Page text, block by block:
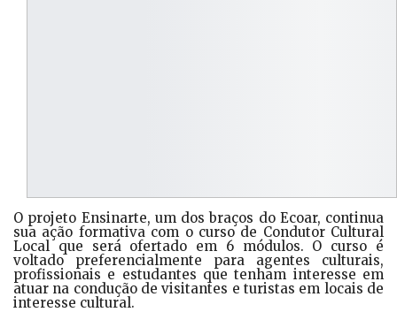
O projeto Ensinarte, um dos braços do Ecoar, continua
sua ação formativa com o curso de Condutor Cultural
Local que será ofertado em 6 módulos. O curso é
voltado preferencialmente para agentes culturais,
profissionais e estudantes que tenham interesse em
atuar na condução de visitantes e turistas em locais de
interesse cultural.